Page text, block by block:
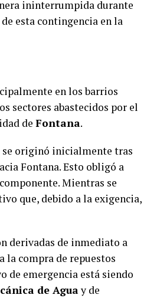
ininterrumpida durante
esta contingencia en la
en los barrios
sectores abastecidos por el
de Fontana.
se originó inicialmente tras
Fontana. Esto obligó a
Mientras se
que, debido a la exigencia,
derivadas de inmediato a
la compra de repuestos
de emergencia está siendo
de Aguay de